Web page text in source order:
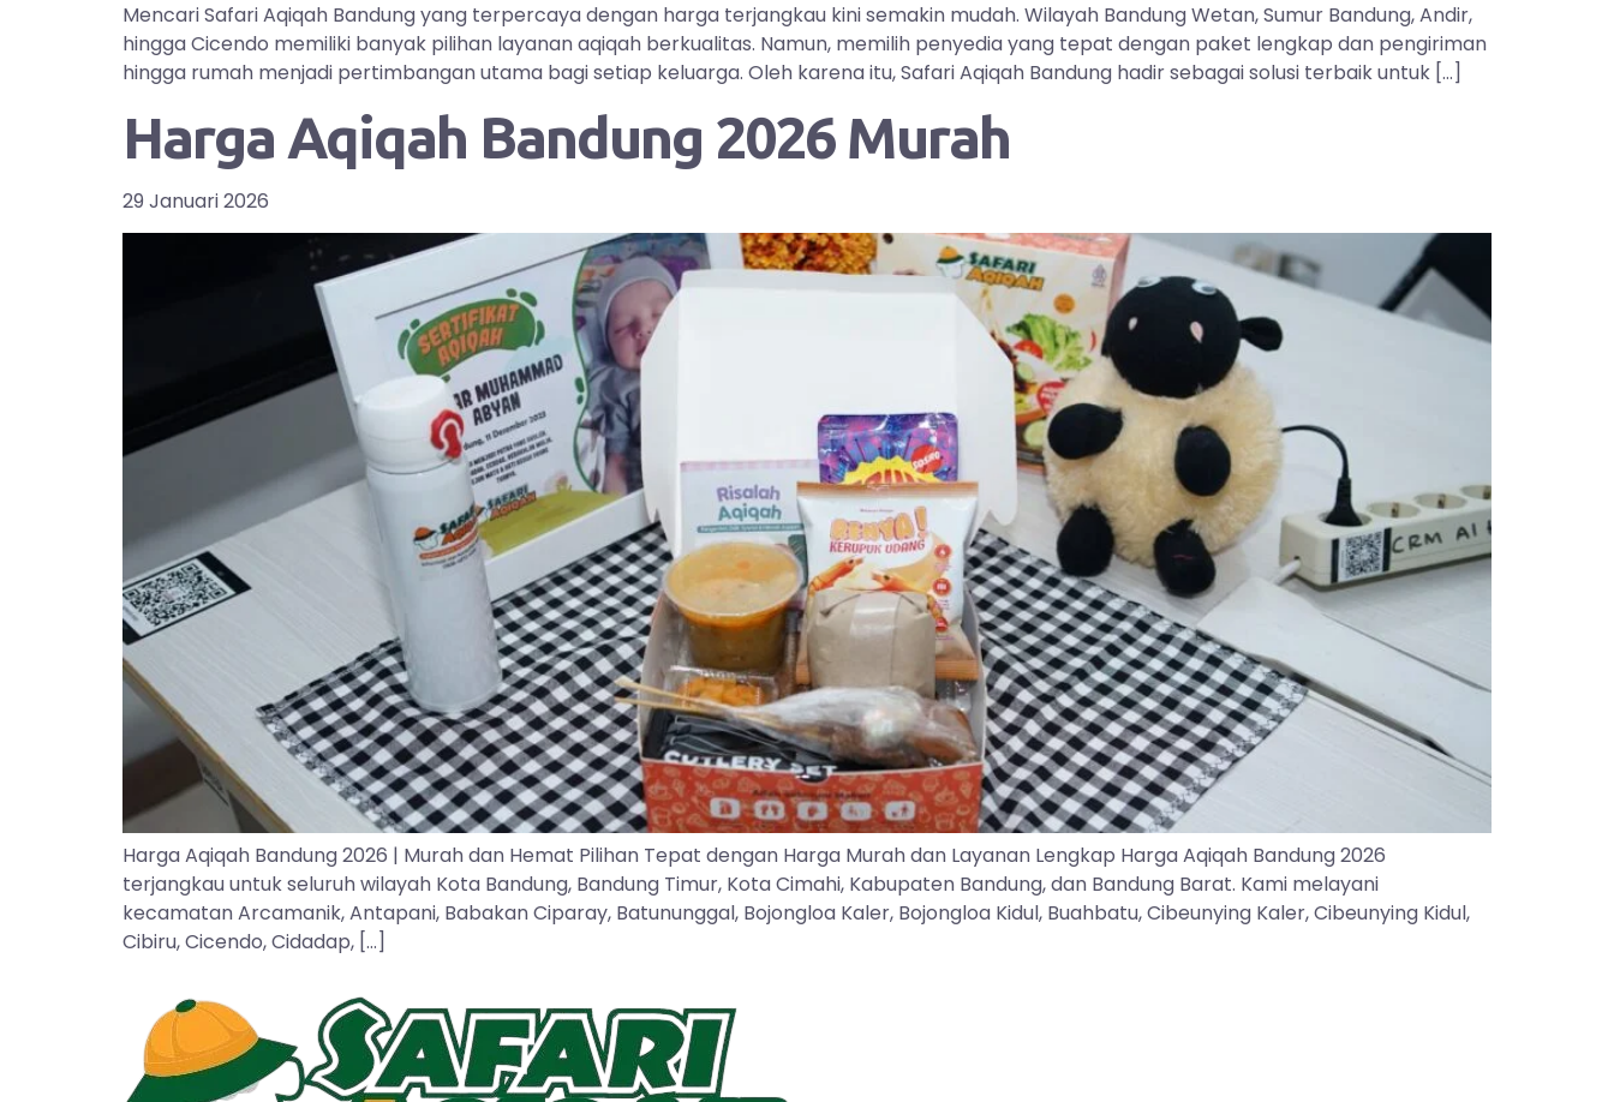
Mencari Safari Aqiqah Bandung yang terpercaya dengan harga terjangkau kini semakin mudah. Wilayah Bandung Wetan, Sumur Bandung, Andir,
hingga Cicendo memiliki banyak pilihan layanan aqiqah berkualitas. Namun, memilih penyedia yang tepat dengan paket lengkap dan pengiriman
hingga rumah menjadi pertimbangan utama bagi setiap keluarga. Oleh karena itu, Safari Aqiqah Bandung hadir sebagai solusi terbaik untuk […]
Harga Aqiqah Bandung 2026 Murah
29 Januari 2026
Harga Aqiqah Bandung 2026 | Murah dan Hemat Pilihan Tepat dengan Harga Murah dan Layanan Lengkap Harga Aqiqah Bandung 2026
terjangkau untuk seluruh wilayah Kota Bandung, Bandung Timur, Kota Cimahi, Kabupaten Bandung, dan Bandung Barat. Kami melayani
kecamatan Arcamanik, Antapani, Babakan Ciparay, Batununggal, Bojongloa Kaler, Bojongloa Kidul, Buahbatu, Cibeunying Kaler, Cibeunying Kidul,
Cibiru, Cicendo, Cidadap, […]